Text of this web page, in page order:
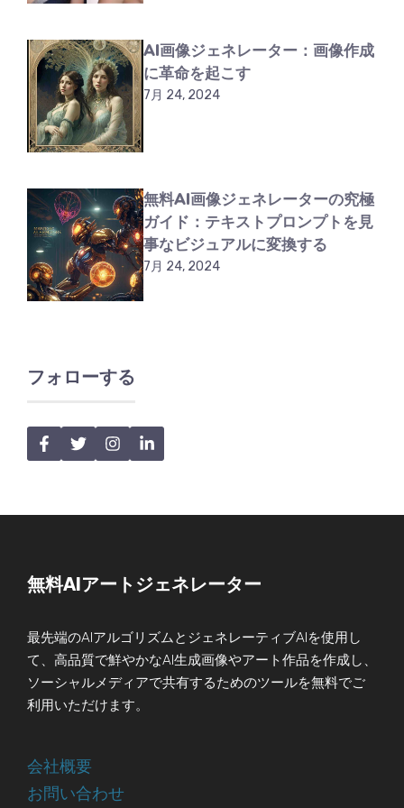
AI画像ジェネレーター：画像作成
に革命を起こす
7月 24, 2024
無料AI画像ジェネレーターの究極
ガイド：テキストプロンプトを見
事なビジュアルに変換する
7月 24, 2024
フォローする
無料AIアートジェネレーター
最先端のAIアルゴリズムとジェネレーティブAIを使用し
て、高品質で鮮やかなAI生成画像やアート作品を作成し、
ソーシャルメディアで共有するためのツールを無料でご
利用いただけます。
会社概要
お問い合わせ